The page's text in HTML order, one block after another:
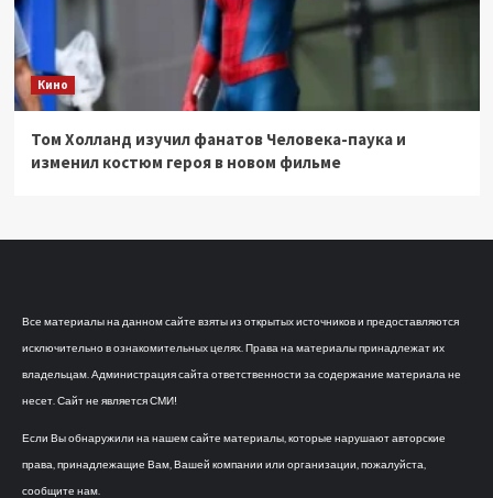
Кино
Том Холланд изучил фанатов Человека-паука и
изменил костюм героя в новом фильме
Все материалы на данном сайте взяты из открытых источников и предоставляются
исключительно в ознакомительных целях. Права на материалы принадлежат их
владельцам. Администрация сайта ответственности за содержание материала не
несет. Сайт не является СМИ!
Если Вы обнаружили на нашем сайте материалы, которые нарушают авторские
права, принадлежащие Вам, Вашей компании или организации, пожалуйста,
сообщите нам.